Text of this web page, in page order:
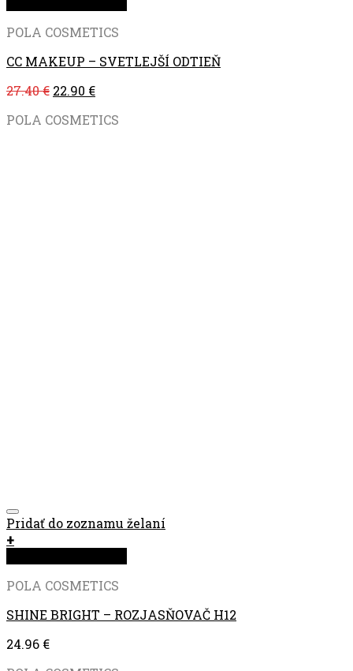
POLA COSMETICS
CC MAKEUP – SVETLEJŠÍ ODTIEŇ
27.40€ 22.90 €
POLA COSMETICS
Pridať do zoznamu želaní
+
POLA COSMETICS
SHINE BRIGHT – ROZJASŇOVAČ H12
24.96 €